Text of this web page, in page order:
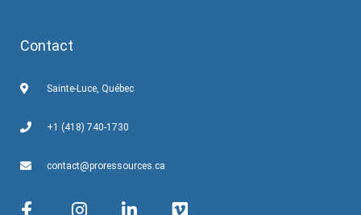
Contact
Sainte-Luce, Québec
+1 (418) 740-1730
contact@proressources.ca